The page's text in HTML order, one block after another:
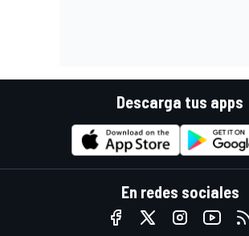
Descarga tus apps
En redes sociales